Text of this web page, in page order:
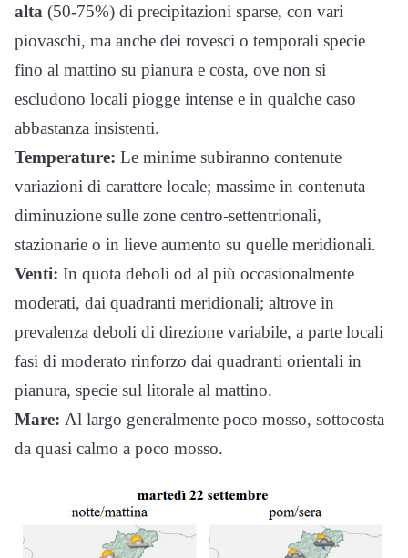
alta (50-75%) di precipitazioni sparse, con vari
piovaschi, ma anche dei rovesci o temporali specie
fino al mattino su pianura e costa, ove non si
escludono locali piogge intense e in qualche caso
abbastanza insistenti.
Temperature: Le minime subiranno contenute
variazioni di carattere locale; massime in contenuta
diminuzione sulle zone centro-settentrionali,
stazionarie o in lieve aumento su quelle meridionali.
Venti: In quota deboli od al più occasionalmente
moderati, dai quadranti meridionali; altrove in
prevalenza deboli di direzione variabile, a parte locali
fasi di moderato rinforzo dai quadranti orientali in
pianura, specie sul litorale al mattino.
Mare: Al largo generalmente poco mosso, sottocosta
da quasi calmo a poco mosso.